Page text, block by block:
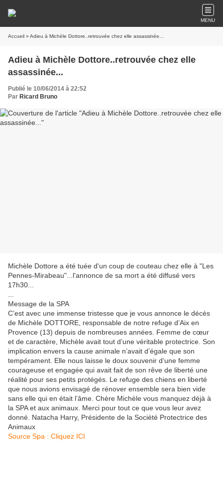
MENU
Accueil » Adieu à Michèle Dottore..retrouvée chez elle assassinée...
Adieu à Michèle Dottore..retrouvée chez elle
assassinée...
Publié le 10/06/2014 à 22:52
Par Ricard Bruno
Michèle Dottore a été tuée d'un coup de couteau chez elle à "Les
Pennes-Mirabeau"...l'annonce de sa mort a été diffusé vers
17h30...
Message de la SPA
C’est avec une immense tristesse que je vous annonce le décès
de Michèle DOTTORE, responsable de notre refuge d’Aix en
Provence (13) depuis de nombreuses années. Femme de cœur
et de caractère, Michèle avait tout d’une véritable protectrice. Son
implication envers la cause animale n’avait d’égale que son
tempérament. Elle nous laisse le doux souvenir d’une femme
courageuse et engagée qui avait fait de son rêve de liberté une
réalité pour ses petits protégés. Le refuge des chiens en liberté
que nous avions envisagé de rénover ensemble sera bien vide
sans elle qui en était l’âme. Chère Michèle vous manquez déjà à
la SPA et aux animaux. Merci pour tout ce que vous leur avez
donné. Natacha Harry, Présidente de la Société Protectrice des
Animaux
Source Spa : Cliquez ICI